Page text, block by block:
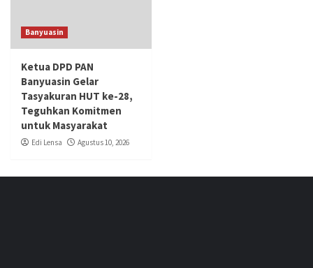
Banyuasin
Ketua DPD PAN
Banyuasin Gelar
Tasyakuran HUT ke-28,
Teguhkan Komitmen
untuk Masyarakat
Edi Lensa Agustus 10, 2026